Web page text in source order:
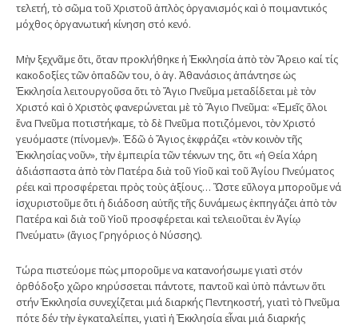
τελετή, τὸ σῶμα τοῦ Χριστοῦ ἁπλὸς ὀργανισμός καὶ ὁ ποιμαντικός
μόχθος ὀργανωτική κίνηση στό κενό.
Μὴν ξεχνᾶμε ὅτι, ὅταν προκλήθηκε ἡ Ἐκκλησία ἀπὸ τὸν Ἄρειο καί τίς
κακοδοξίες τῶν ὀπαδῶν του, ὁ ἁγ. Ἀθανάσιος ἀπάντησε ὡς
Ἐκκλησία λειτουργοῦσα ὅτι τὸ Ἅγιο Πνεῦμα μεταδίδεται μὲ τὸν
Χριστό καὶ ὁ Χριστὸς φανερώνεται μὲ τὸ Ἅγιο Πνεῦμα: «Ἐμεῖς ὅλοι
ἕνα Πνεῦμα ποτιστήκαμε, τὸ δὲ Πνεῦμα ποτιζόμενοι, τὸν Χριστό
γευόμαστε (πίνομεν)». Ἐδῶ ὁ Ἅγιος ἐκφράζει «τὸν κοινὸν τῆς
Ἐκκλησίας νοῦν», τὴν ἐμπειρία τῶν τέκνων της, ὅτι «ἡ Θεία Χάρη
ἀδιάσπαστα ἀπὸ τὸν Πατέρα διὰ τοῦ Υἱοῦ καὶ τοῦ Ἁγίου Πνεύματος
ρέει καὶ προσφέρεται πρὸς τοὺς ἀξίους… Ὥστε εὔλογα μποροῦμε νά
ἰσχυριστοῦμε ὅτι ἡ διάδοση αὐτῆς τῆς δυνάμεως ἐκπηγάζει ἀπὸ τὸν
Πατέρα καὶ διὰ τοῦ Υἱοῦ προσφέρεται καὶ τελειοῦται ἐν Ἁγίῳ
Πνεύματι» (ἅγιος Γρηγόριος ὁ Νύσσης).
Τώρα πιστεύομε πὼς μποροῦμε να κατανοήσωμε γιατὶ στόν
ὀρθόδοξο χῶρο κηρύσσεται πάντοτε, παντοῦ καὶ ὑπὸ πάντων ὅτι
στήν Ἐκκλησία συνεχίζεται μιά διαρκής Πεντηκοστή, γιατὶ τὸ Πνεῦμα
πότε δέν τὴν ἐγκαταλείπει, γιατὶ ἡ Ἐκκλησία εἶναι μιά διαρκής